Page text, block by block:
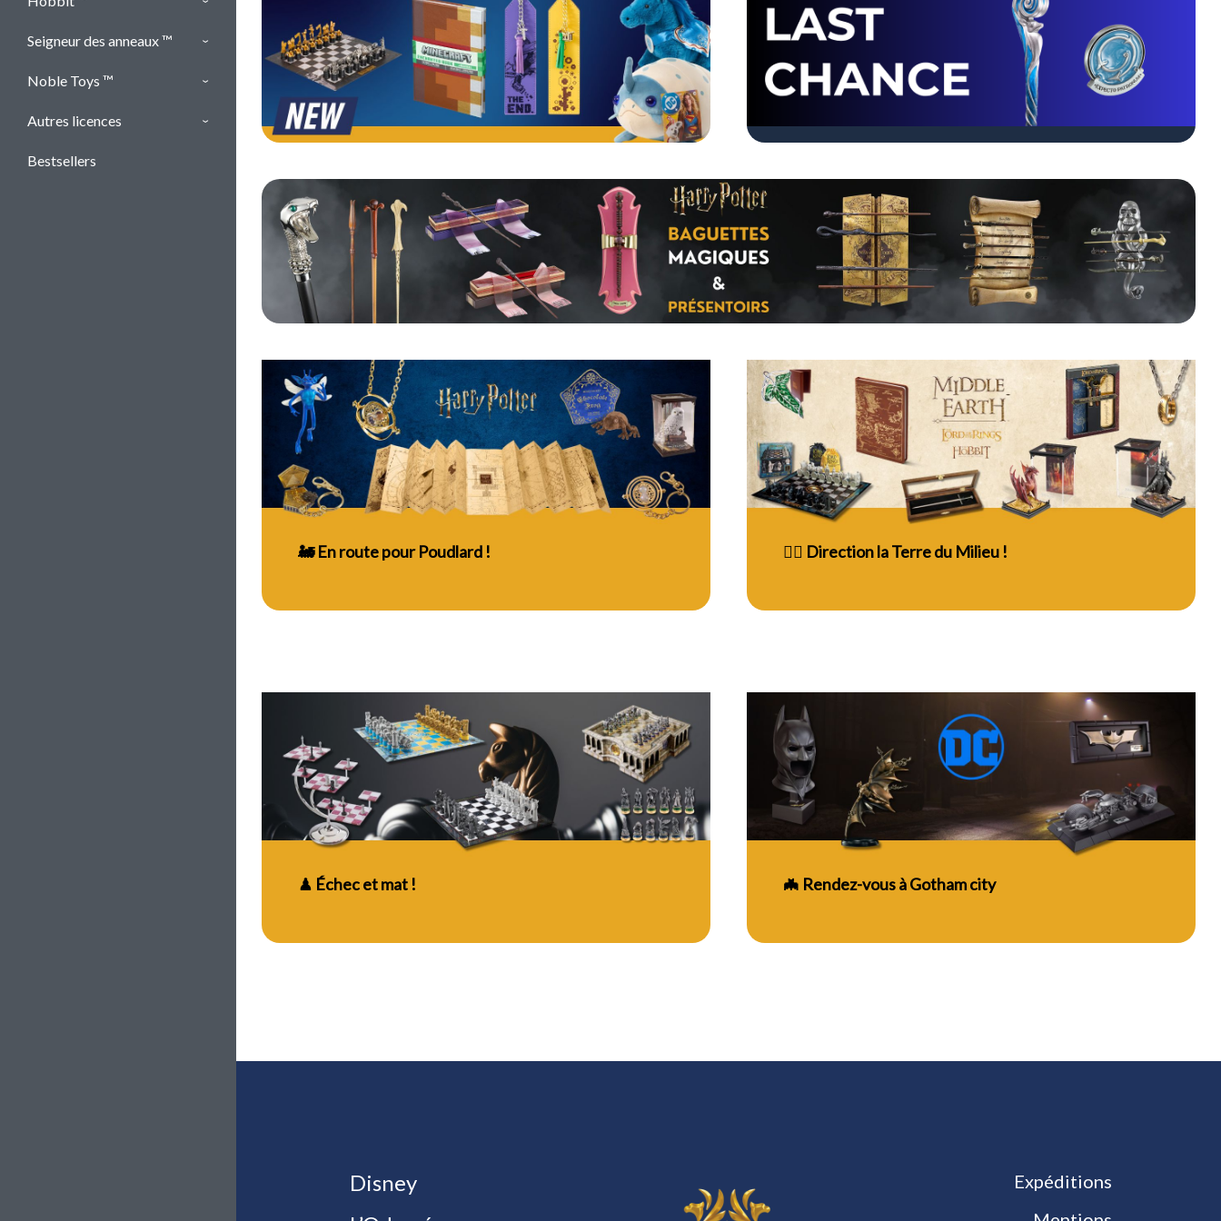
Seigneur des anneaux ™
Noble Toys ™
Autres licences
Bestsellers
🚂 En route pour Poudlard ! 🧝‍♀ Direction la Terre du Milieu !
♟ Échec et mat ! 🦇 Rendez-vous à Gotham city
Disney
Expéditions